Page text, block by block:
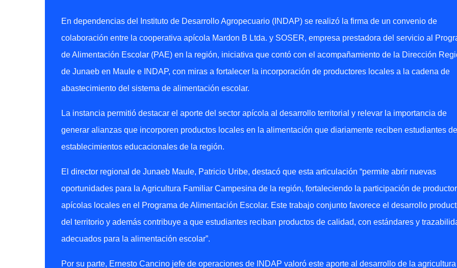
En dependencias del Instituto de Desarrollo Agropecuario (INDAP) se realizó la firma de un convenio de
colaboración entre la cooperativa apícola Mardon B Ltda. y SOSER, empresa prestadora del servicio al
de Alimentación Escolar (PAE) en la región, iniciativa que contó con el acompañamiento de la Dirección
de Junaeb en Maule e INDAP, con miras a fortalecer la incorporación de productores locales a la cadena de
abastecimiento del sistema de alimentación escolar.
La instancia permitió destacar el aporte del sector apícola al desarrollo territorial y relevar la importancia de
generar alianzas que incorporen productos locales en la alimentación que diariamente reciben estudiantes de
establecimientos educacionales de la región.
El director regional de Junaeb Maule, Patricio Uribe, destacó que esta articulación “permite abrir nuevas
oportunidades para la Agricultura Familiar Campesina de la región, fortaleciendo la participación de
apícolas locales en el Programa de Alimentación Escolar. Este trabajo conjunto favorece el desarrollo
del territorio y además contribuye a que estudiantes reciban productos de calidad, con estándares y
adecuados para la alimentación escolar”.
Por su parte, Ernesto Cancino jefe de operaciones de INDAP valoró este aporte al desarrollo de la agricultura